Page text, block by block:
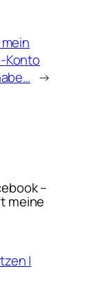
Konto
→
–
meine
|